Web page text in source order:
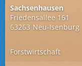
Sachsenhausen
Friedensallee 161
63263 Neu-Isenburg
Forstwirtschaft